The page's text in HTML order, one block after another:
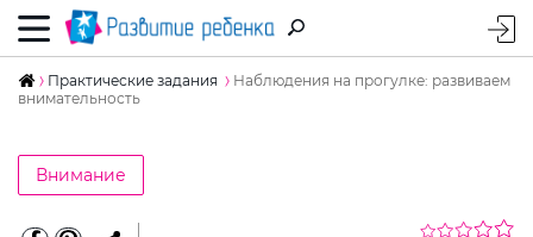
Практические задания
Наблюдения на прогулке: развиваем
внимательность
Внимание